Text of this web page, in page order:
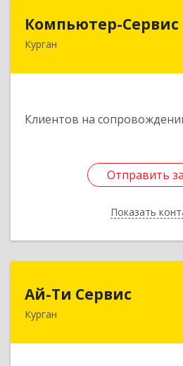
Компьютер-Сервис
Курган
Клиентов на
Отправить
Показать
Отправить
Назад
Ай-Ти Сервис
Курган